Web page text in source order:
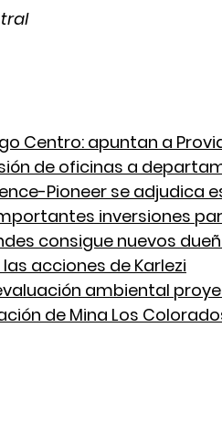
Centro: apuntan a
de oficinas a
Pioneer se adjudica
inversiones
consigue nuevos
acciones de Karlezi
ambiental
de Mina Los